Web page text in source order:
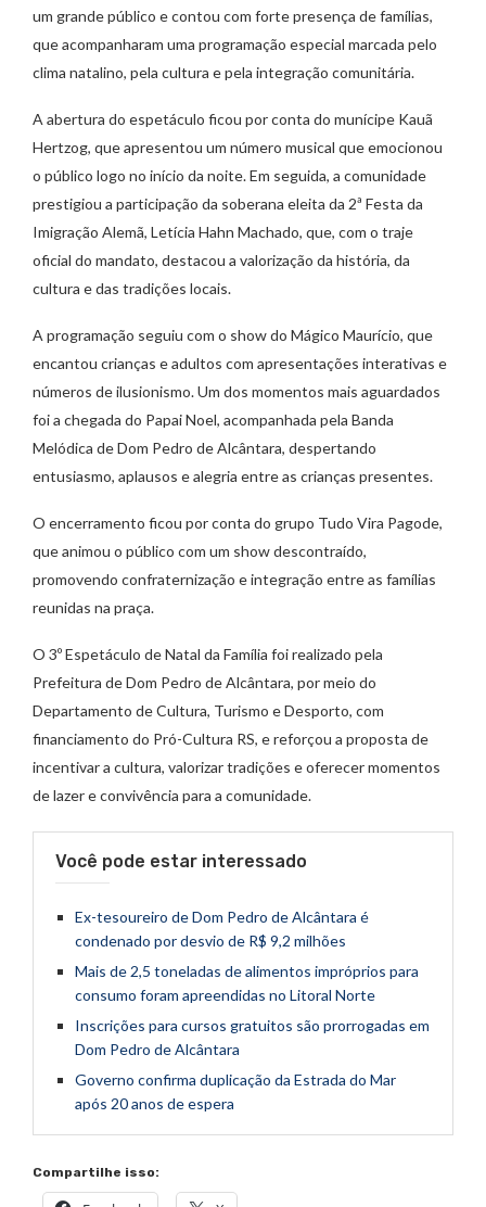
um grande público e contou com forte presença de famílias,
que acompanharam uma programação especial marcada pelo
clima natalino, pela cultura e pela integração comunitária.
A abertura do espetáculo ficou por conta do munícipe Kauã
Hertzog, que apresentou um número musical que emocionou
o público logo no início da noite. Em seguida, a comunidade
prestigiou a participação da soberana eleita da 2ª Festa da
Imigração Alemã, Letícia Hahn Machado, que, com o traje
oficial do mandato, destacou a valorização da história, da
cultura e das tradições locais.
A programação seguiu com o show do Mágico Maurício, que
encantou crianças e adultos com apresentações interativas e
números de ilusionismo. Um dos momentos mais aguardados
foi a chegada do Papai Noel, acompanhada pela Banda
Melódica de Dom Pedro de Alcântara, despertando
entusiasmo, aplausos e alegria entre as crianças presentes.
O encerramento ficou por conta do grupo Tudo Vira Pagode,
que animou o público com um show descontraído,
promovendo confraternização e integração entre as famílias
reunidas na praça.
O 3º Espetáculo de Natal da Família foi realizado pela
Prefeitura de Dom Pedro de Alcântara, por meio do
Departamento de Cultura, Turismo e Desporto, com
financiamento do Pró-Cultura RS, e reforçou a proposta de
incentivar a cultura, valorizar tradições e oferecer momentos
de lazer e convivência para a comunidade.
Você pode estar interessado
Ex-tesoureiro de Dom Pedro de Alcântara é
condenado por desvio de R$ 9,2 milhões
Mais de 2,5 toneladas de alimentos impróprios para
consumo foram apreendidas no Litoral Norte
Inscrições para cursos gratuitos são prorrogadas em
Dom Pedro de Alcântara
Governo confirma duplicação da Estrada do Mar
após 20 anos de espera
Compartilhe isso: